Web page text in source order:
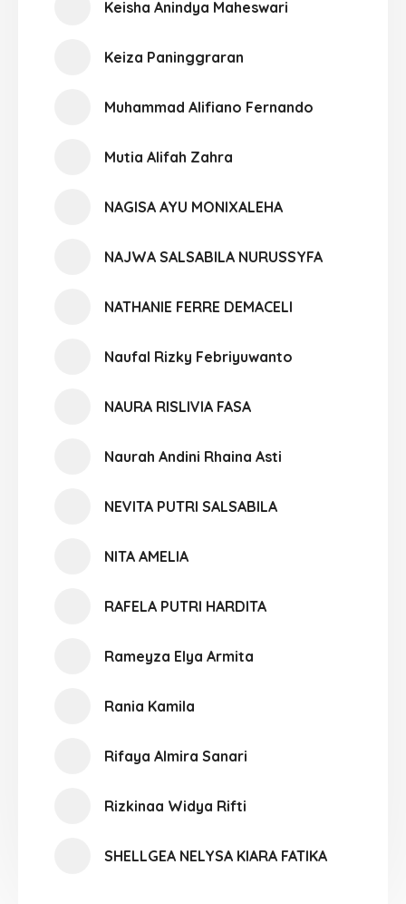
Keisha Anindya Maheswari
Keiza Paninggraran
Muhammad Alifiano Fernando
Mutia Alifah Zahra
NAGISA AYU MONIXALEHA
NAJWA SALSABILA NURUSSYFA
NATHANIE FERRE DEMACELI
Naufal Rizky Febriyuwanto
NAURA RISLIVIA FASA
Naurah Andini Rhaina Asti
NEVITA PUTRI SALSABILA
NITA AMELIA
RAFELA PUTRI HARDITA
Rameyza Elya Armita
Rania Kamila
Rifaya Almira Sanari
Rizkinaa Widya Rifti
SHELLGEA NELYSA KIARA FATIKA